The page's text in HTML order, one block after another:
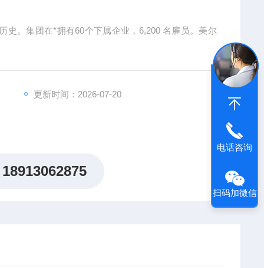
史。集团在*拥有60个下属企业，6,200 名雇员。美尔
更新时间：2026-07-20
18913062875
电话咨询
扫码加微信